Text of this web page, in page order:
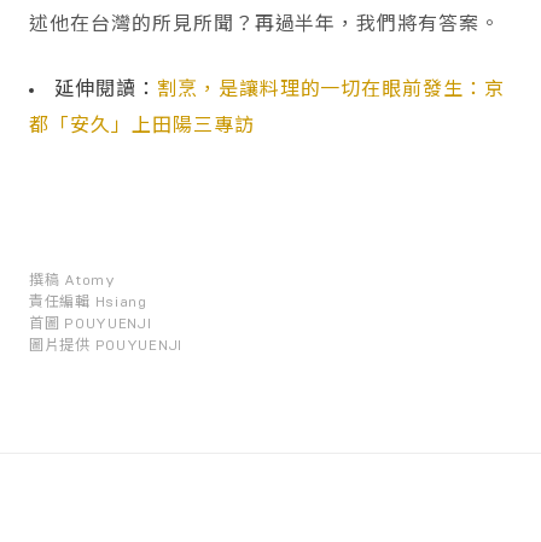
述他在台灣的所見所聞？再過半年，我們將有答案。
延伸閱讀： 割烹，是讓料理的一切在眼前發生：京
都「安久」上田陽三專訪
撰稿 Atomy
責任編輯 Hsiang
首圖
POUYUENJI
圖片提供 POUYUENJI